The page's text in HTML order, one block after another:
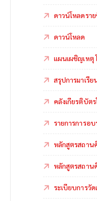
ดาวน์โหลดรา
ดาวน์โหลด
แผนเผชิญเหตุ
สรุปการมาเรี
คลังเกียรติบัตร
รายการการอ
หลักสูตรสถาน
หลักสูตรสถา
ระเบียบการวั